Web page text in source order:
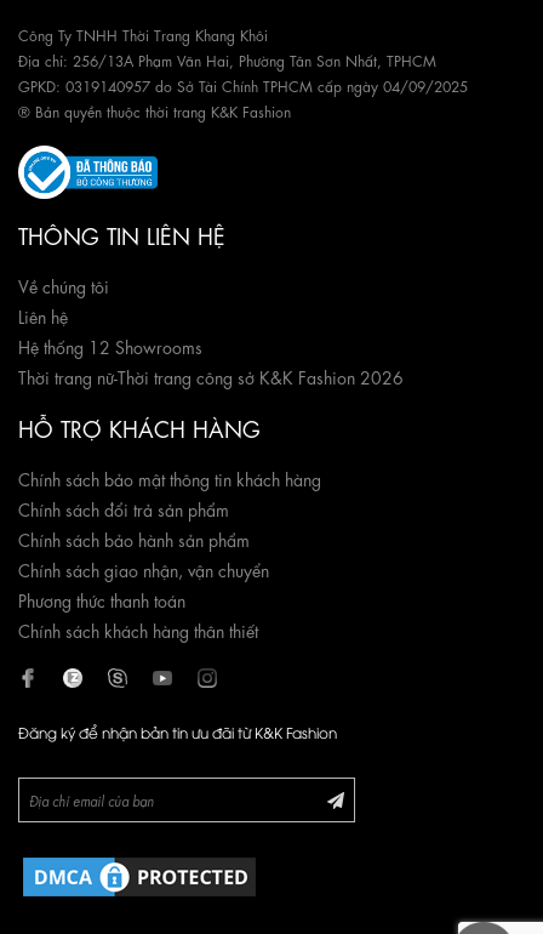
Công Ty TNHH Thời Trang Khang Khôi
Địa chỉ: 256/13A Phạm Văn Hai, Phường Tân Sơn Nhất, TPHCM
GPKD: 0319140957 do Sở Tài Chính TPHCM cấp ngày 04/09/2025
® Bản quyền thuộc thời trang K&K Fashion
THÔNG TIN LIÊN HỆ
Về chúng tôi
Liên hệ
Hệ thống 12 Showrooms
Thời trang nữ-Thời trang công sở K&K Fashion 2026
HỖ TRỢ KHÁCH HÀNG
Chính sách bảo mật thông tin khách hàng
Chính sách đổi trả sản phẩm
Chính sách bảo hành sản phẩm
Chính sách giao nhận, vận chuyển
Phương thức thanh toán
Chính sách khách hàng thân thiết
Đăng ký để nhận bản tin ưu đãi từ K&K Fashion